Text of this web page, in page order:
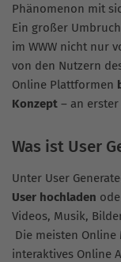
Phänomenon mit
Ein großer
im WWW nicht nur
von den Nutzern
Online Plattformen
Konzept – an
Was ist User
Unter User
User hochladen
Videos, Musik,
Die meisten
interaktives Online